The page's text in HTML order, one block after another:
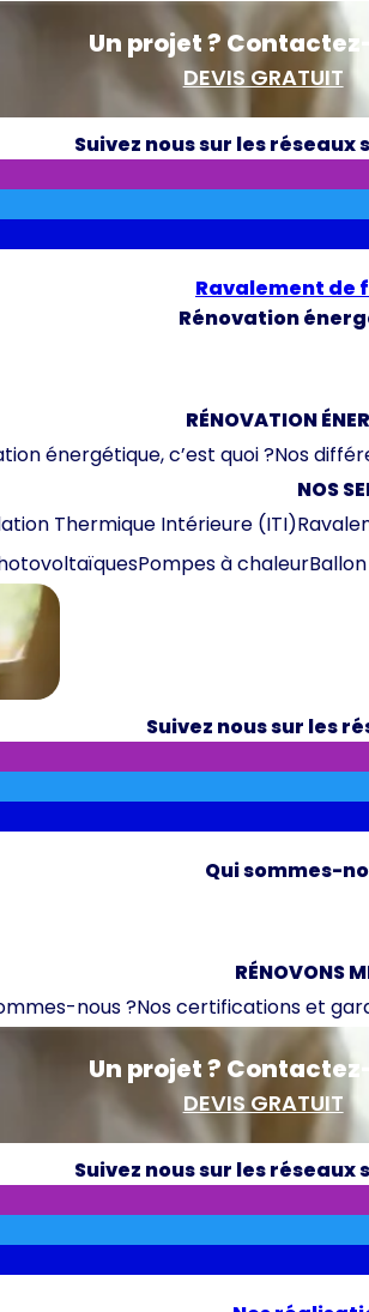
Un projet ?
DEVIS GRATUIT
Suivez nous sur les réseaux
Ravalement de
Rénovation
RÉNOVATION
énergétique, c’est quoi ?Nos
NOS
Thermique Intérieure (ITI)
Pompes à chaleur
Suivez nous sur les
Qui sommes-
RÉNOVONS
nous ?Nos certifications et
Un projet ?
DEVIS GRATUIT
Suivez nous sur les réseaux